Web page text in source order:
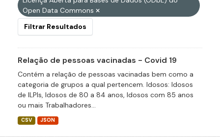
Open Data Commons
Filtrar Resultados
Relação de pessoas vacinadas - Covid 19
Contém a relação de pessoas vacinadas bem como a
categoria de grupos a qual pertencem. Idosos: Idosos
de ILPIs, Idosos de 80 a 84 anos, Idosos com 85 anos
ou mais Trabalhadores...
CSV JSON